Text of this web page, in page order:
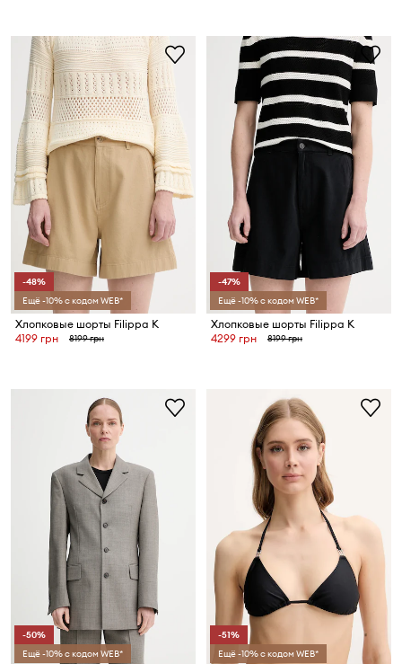
-48%
Ещё -10% с кодом WEB*
Хлопковые шорты Filippa K
4199 грн
8199 грн
-47%
Ещё -10% с кодом WEB*
Хлопковые шорты Filippa K
4299 грн
8199 грн
-50%
Ещё -10% с кодом WEB*
-51%
Ещё -10% с кодом WEB*